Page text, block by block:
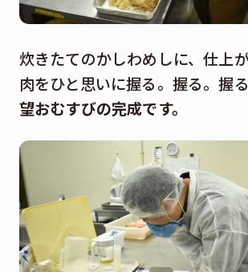
炊きたてのかしわめしに、仕上
肉をひと思いに握る。握る。握る
望おむすびの完成です。